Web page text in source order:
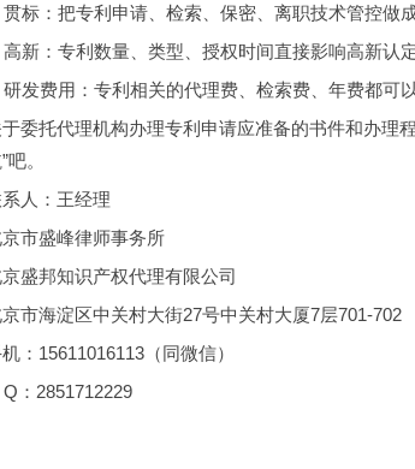
贯标：把专利申请、检索、保密、离职技术管控做
高新：专利数量、类型、授权时间直接影响高新认
研发费用：专利相关的代理费、检索费、年费都可
于委托代理机构办理专利申请应准备的书件和办理
。
人：王经理
市盛峰律师事务所
京盛邦知识产权代理有限公司
市海淀区中关村大街27号中关村大厦7层701-702
：15611016113（同微信）
：2851712229